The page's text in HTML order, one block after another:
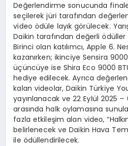
Değerlendirme sonucunda
seçilerek jüri tarafından
video ödüle layık görülecek.
Daikin tarafından değerli
Birinci olan katılımcı, Apple 6.
kazanırken; ikinciye Sensira
üçüncüye ise Shira Eco 9000
hediye edilecek. Ayrıca
kalan videolar, Daikin Türkiye
yayınlanacak ve 22 Eylül 2025
arasında halk oylamasına
fazla etkileşim alan video,
belirlenecek ve Daikin Hava
ile ödüllendirilecek.